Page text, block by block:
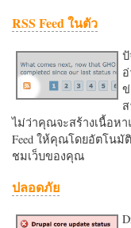
RSS Feed ในตัว
ไม่ว่าคุณจะสร้างเนื้อหา
Feed ให้คุณโดยอัตโนมั
ชมเว็บของคุณ
ปลอดภัย